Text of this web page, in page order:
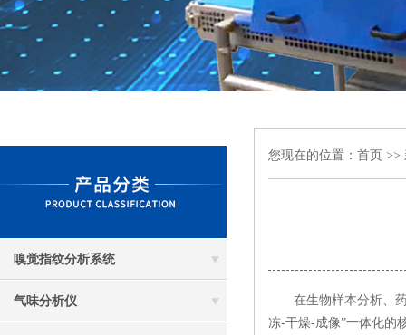
嗅觉指纹分析系统
气味分析仪
您现在的位置： 首页 >>
在生物样本分析、药
冻-干燥-成像”一体化的